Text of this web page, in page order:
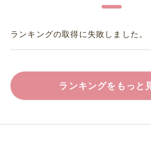
ランキングの取得に失敗しました。
ランキングをもっと